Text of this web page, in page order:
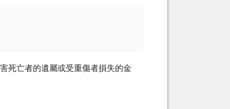
死亡者的遺屬或受重傷者損失的金